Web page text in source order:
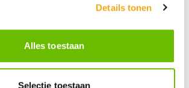
Details tonen
Alles toestaan
Selectie toestaan